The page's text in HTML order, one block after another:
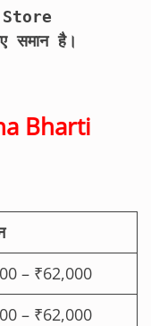
Store
समान है।
Bharti
– ₹62,000
– ₹62,000